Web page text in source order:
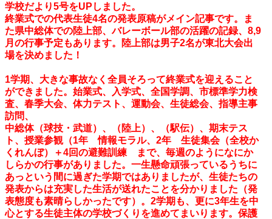
学校だより5号をUPしました。
終業式での代表生徒4名の発表原稿がメイン記事です。ま
た県中総体での陸上部、バレーボール部の活躍の記録、8,9
月の行事予定もあります。陸上部は男子2名が東北大会出
場を決めました！
1学期、大きな事故なく全員そろって終業式を迎えること
ができました。始業式、入学式、全国学調、市標準学力検
査、春季大会、体力テスト、運動会、生徒総会、指導主事
訪問、
中総体（球技・武道）、（陸上）、（駅伝）、期末テス
ト、授業参観（1年 情報モラル、2年 生徒集会（全校か
くれんぼ）＋4回の避難訓練 まで、毎週のようになにか
しらかの行事がありました。一生懸命頑張っているうちに
あっという間に過ぎた学期ではありましたが、生徒たちの
発表からは充実した生活が送れたことを分かりました（発
表態度も素晴らしかったです）。2学期も、更に3年生を中
心とする生徒主体の学校づくりを進めてまいります。保護